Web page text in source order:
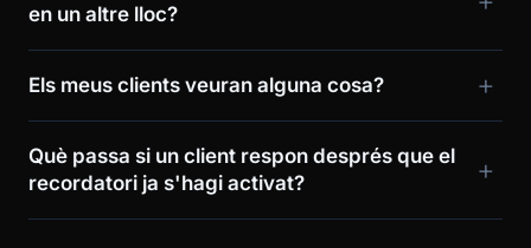
en un altre lloc?
Els meus clients veuran alguna cosa?
Què passa si un client respon després que el
recordatori ja s'hagi activat?